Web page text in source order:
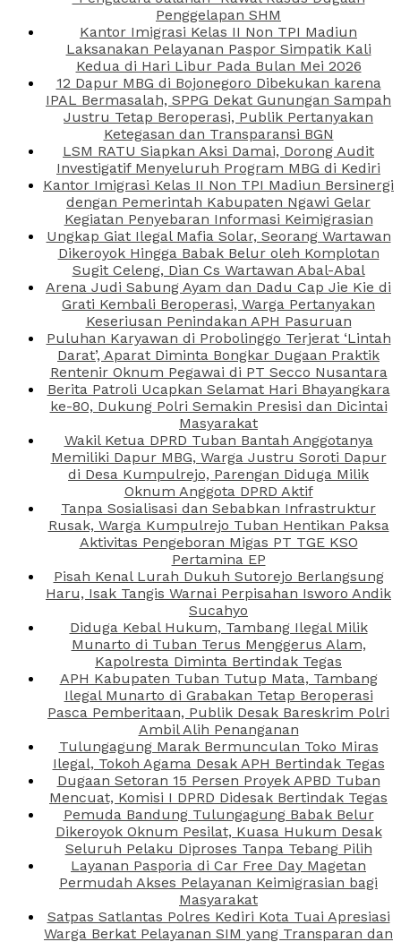
Penggelapan SHM
Kantor Imigrasi Kelas II Non TPI Madiun
Laksanakan Pelayanan Paspor Simpatik Kali
Kedua di Hari Libur Pada Bulan Mei 2026
12 Dapur MBG di Bojonegoro Dibekukan karena
IPAL Bermasalah, SPPG Dekat Gunungan Sampah
Justru Tetap Beroperasi, Publik Pertanyakan
Ketegasan dan Transparansi BGN
LSM RATU Siapkan Aksi Damai, Dorong Audit
Investigatif Menyeluruh Program MBG di Kediri
Kantor Imigrasi Kelas II Non TPI Madiun Bersinergi
dengan Pemerintah Kabupaten Ngawi Gelar
Kegiatan Penyebaran Informasi Keimigrasian
Ungkap Giat Ilegal Mafia Solar, Seorang Wartawan
Dikeroyok Hingga Babak Belur oleh Komplotan
Sugit Celeng, Dian Cs Wartawan Abal-Abal
Arena Judi Sabung Ayam dan Dadu Cap Jie Kie di
Grati Kembali Beroperasi, Warga Pertanyakan
Keseriusan Penindakan APH Pasuruan
Puluhan Karyawan di Probolinggo Terjerat ‘Lintah
Darat’, Aparat Diminta Bongkar Dugaan Praktik
Rentenir Oknum Pegawai di PT Secco Nusantara
Berita Patroli Ucapkan Selamat Hari Bhayangkara
ke-80, Dukung Polri Semakin Presisi dan Dicintai
Masyarakat
Wakil Ketua DPRD Tuban Bantah Anggotanya
Memiliki Dapur MBG, Warga Justru Soroti Dapur
di Desa Kumpulrejo, Parengan Diduga Milik
Oknum Anggota DPRD Aktif
Tanpa Sosialisasi dan Sebabkan Infrastruktur
Rusak, Warga Kumpulrejo Tuban Hentikan Paksa
Aktivitas Pengeboran Migas PT TGE KSO
Pertamina EP
Pisah Kenal Lurah Dukuh Sutorejo Berlangsung
Haru, Isak Tangis Warnai Perpisahan Isworo Andik
Sucahyo
Diduga Kebal Hukum, Tambang Ilegal Milik
Munarto di Tuban Terus Menggerus Alam,
Kapolresta Diminta Bertindak Tegas
APH Kabupaten Tuban Tutup Mata, Tambang
Ilegal Munarto di Grabakan Tetap Beroperasi
Pasca Pemberitaan, Publik Desak Bareskrim Polri
Ambil Alih Penanganan
Tulungagung Marak Bermunculan Toko Miras
Ilegal, Tokoh Agama Desak APH Bertindak Tegas
Dugaan Setoran 15 Persen Proyek APBD Tuban
Mencuat, Komisi I DPRD Didesak Bertindak Tegas
Pemuda Bandung Tulungagung Babak Belur
Dikeroyok Oknum Pesilat, Kuasa Hukum Desak
Seluruh Pelaku Diproses Tanpa Tebang Pilih
Layanan Pasporia di Car Free Day Magetan
Permudah Akses Pelayanan Keimigrasian bagi
Masyarakat
Satpas Satlantas Polres Kediri Kota Tuai Apresiasi
Warga Berkat Pelayanan SIM yang Transparan dan